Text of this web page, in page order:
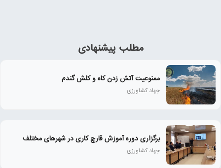
مطلب پیشنهادی
ممنوعیت آتش زدن کاه و کلش گندم
جهاد کشاورزی
برگزاری دوره آموزش قارچ کاری در شهرهای مختلف
جهاد کشاورزی